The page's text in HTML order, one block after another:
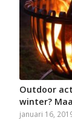
Outdoor
winter?
januari 16,